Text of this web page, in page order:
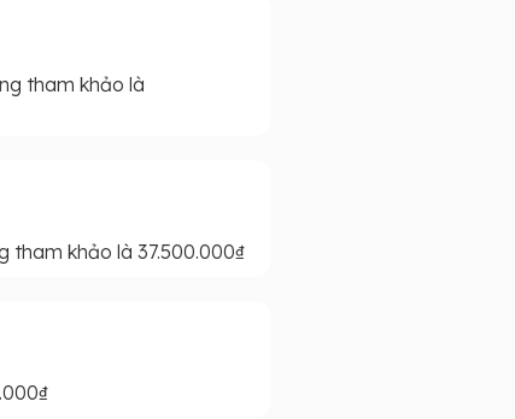
tham khảo là
tham khảo là 37.500.000₫